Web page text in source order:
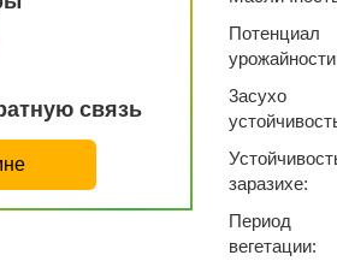
связь
Потенциал
3acуxo
заразихе:
Период
вегетации: